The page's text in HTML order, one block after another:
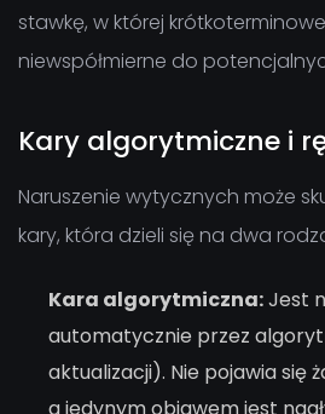
stawkę, w której
niewspółmierne do
Kary algorytmiczne i
Naruszenie wytycznych może
kary, która dzieli się na dwa
Kara algorytmiczna:Jest
automatycznie przez
aktualizacji). Nie pojawia się